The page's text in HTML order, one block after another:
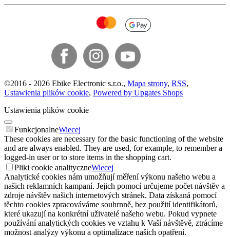
©2016 - 2026 Ebike Electronic s.r.o., Mapa strony, RSS,
Ustawienia plików cookie, Powered by Upgates Shops
Ustawienia plików cookie
FunkcjonalneWiecej
These cookies are necessary for the basic functioning of the website
and are always enabled. They are used, for example, to remember a
logged-in user or to store items in the shopping cart.
Pliki cookie analityczneWiecej
Analytické cookies nám umožňují měření výkonu našeho webu a
našich reklamních kampaní. Jejich pomocí určujeme počet návštěv a
zdroje návštěv našich internetových stránek. Data získaná pomocí
těchto cookies zpracováváme souhrnně, bez použití identifikátorů,
které ukazují na konkrétní uživatelé našeho webu. Pokud vypnete
používání analytických cookies ve vztahu k Vaší návštěvě, ztrácíme
možnost analýzy výkonu a optimalizace našich opatření.